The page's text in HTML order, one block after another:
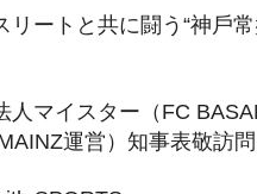
リートと共に闘う“神⼾
人マイスター（FC
運営）知事表敬訪問